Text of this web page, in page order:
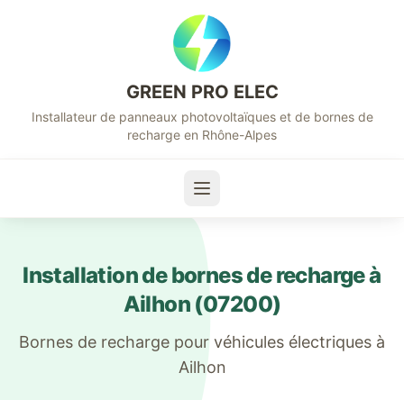
GREEN PRO ELEC
Installateur de panneaux photovoltaïques et de bornes de
recharge en Rhône-Alpes
Installation de bornes de recharge à
Ailhon (07200)
Bornes de recharge pour véhicules électriques à
Ailhon